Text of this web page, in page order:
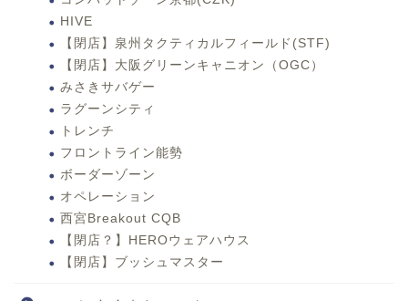
HIVE
【閉店】泉州タクティカルフィールド(STF)
【閉店】大阪グリーンキャニオン（OGC）
みさきサバゲー
ラグーンシティ
トレンチ
フロントライン能勢
ボーダーゾーン
オペレーション
西宮Breakout CQB
【閉店？】HEROウェアハウス
【閉店】ブッシュマスター